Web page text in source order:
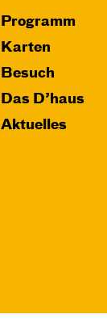
Programm
Karten
Besuch
Das D’haus
Aktuelles